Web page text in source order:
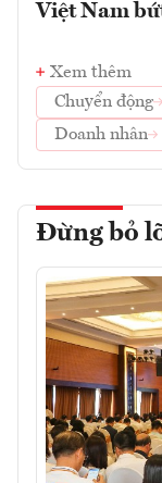
Việt Nam
Xem thêm
Chuyển động
Doanh nhân
Đừng bỏ